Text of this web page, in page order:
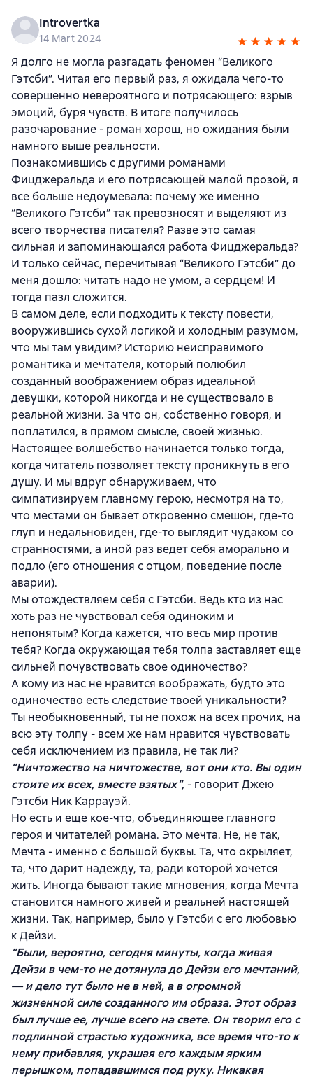
Introvertka
14 Mart 2024
Я долго не могла разгадать феномен “Великого
Гэтсби”. Читая его первый раз, я ожидала чего-то
совершенно невероятного и потрясающего: взрыв
эмоций, буря чувств. В итоге получилось
разочарование - роман хорош, но ожидания были
намного выше реальности.
Познакомившись с другими романами
Фицджеральда и его потрясающей малой прозой, я
все больше недоумевала: почему же именно
“Великого Гэтсби” так превозносят и выделяют из
всего творчества писателя? Разве это самая
сильная и запоминающаяся работа Фицджеральда?
И только сейчас, перечитывая “Великого Гэтсби” до
меня дошло: читать надо не умом, а сердцем! И
тогда пазл сложится.
В самом деле, если подходить к тексту повести,
вооружившись сухой логикой и холодным разумом,
что мы там увидим? Историю неисправимого
романтика и мечтателя, который полюбил
созданный воображением образ идеальной
девушки, которой никогда и не существовало в
реальной жизни. За что он, собственно говоря, и
поплатился, в прямом смысле, своей жизнью.
Настоящее волшебство начинается только тогда,
когда читатель позволяет тексту проникнуть в его
душу. И мы вдруг обнаруживаем, что
симпатизируем главному герою, несмотря на то,
что местами он бывает откровенно смешон, где-то
глуп и недальновиден, где-то выглядит чудаком со
странностями, а иной раз ведет себя аморально и
подло (его отношения с отцом, поведение после
аварии).
Мы отождествляем себя с Гэтсби. Ведь кто из нас
хоть раз не чувствовал себя одиноким и
непонятым? Когда кажется, что весь мир против
тебя? Когда окружающая тебя толпа заставляет еще
сильней почувствовать свое одиночество?
А кому из нас не нравится воображать, будто это
одиночество есть следствие твоей уникальности?
Ты необыкновенный, ты не похож на всех прочих, на
всю эту толпу - всем же нам нравится чувствовать
себя исключением из правила, не так ли?
“Ничтожество на ничтожестве, вот они кто. Вы один
стоите их всех, вместе взятых”, - говорит Джею
Гэтсби Ник Каррауэй.
Но есть и еще кое-что, объединяющее главного
героя и читателей романа. Это мечта. Не, не так,
Мечта - именно с большой буквы. Та, что окрыляет,
та, что дарит надежду, та, ради которой хочется
жить. Иногда бывают такие мгновения, когда Мечта
становится намного живей и реальней настоящей
жизни. Так, например, было у Гэтсби с его любовью
к Дейзи.
“Были, вероятно, сегодня минуты, когда живая
Дейзи в чем-то не дотянула до Дейзи его мечтаний,
— и дело тут было не в ней, а в огромной
жизненной силе созданного им образа. Этот образ
был лучше ее, лучше всего на свете. Он творил его с
подлинной страстью художника, все время что-то к
нему прибавляя, украшая его каждым ярким
перышком, попадавшимся под руку. Никакая